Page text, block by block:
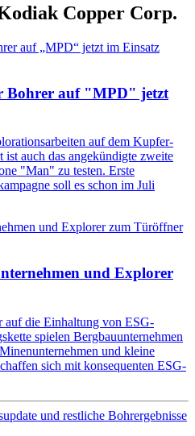
Copper Corp.
Bohrer auf "MPD" jetzt
auf dem Kupfer-
auch das angekündigte zweite
"Man" zu testen. Erste
soll es schon im Juli
und Explorer
auf die Einhaltung von ESG-
spielen Bergbauunternehmen
und kleine
sich mit konsequenten ESG-